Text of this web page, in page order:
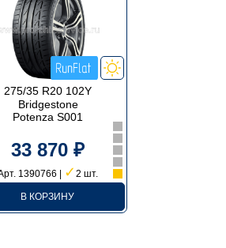
275/35 R20 102Y
Bridgestone
Potenza S001
33 870 ₽
1390766 | ✓ 2 шт.
В КОРЗИНУ